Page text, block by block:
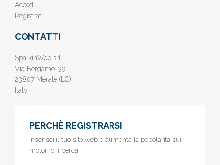
Accedi
Registrati
CONTATTI
SparkinWeb srl
Via Bergamo, 39
23807 Merate (LC)
Italy
PERCHÈ REGISTRARSI
Inserisci il tuo sito web e aumenta la popolarità sui
motori di ricerca!